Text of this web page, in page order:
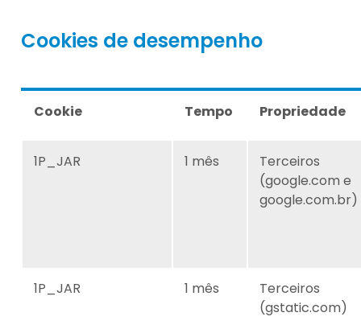
Cookies de desempenho
Cookie Tempo Propriedade
1P_JAR 1 mês
Terceiros
(google.com e
google.com.br)
1P_JAR 1 mês
Terceiros
(gstatic.com)